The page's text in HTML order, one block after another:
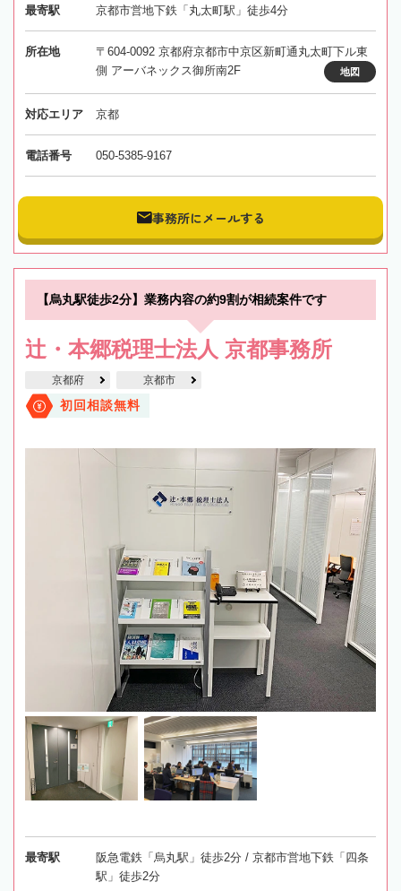
最寄駅 京都市営地下鉄「丸太町駅」徒歩4分
所在地
〒604-0092 京都府京都市中京区新町通丸太町下ル東
側 アーバネックス御所南2F
地図
対応エリア 京都
電話番号 050-5385-9167
事務所にメールする
【烏丸駅徒歩2分】業務内容の約9割が相続案件です
辻・本郷税理士法人 京都事務所
京都府 京都市
初回相談無料
最寄駅
阪急電鉄「烏丸駅」徒歩2分 / 京都市営地下鉄「四条
駅」徒歩2分